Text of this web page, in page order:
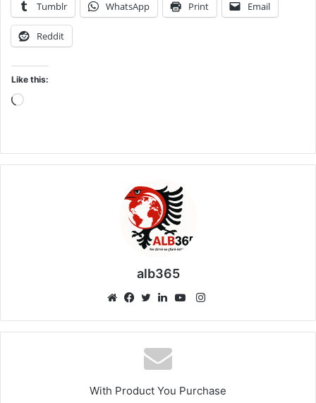
Tumblr WhatsApp Print Email
Reddit
Like this:
Loading…
alb365
Instagram
With Product You Purchase